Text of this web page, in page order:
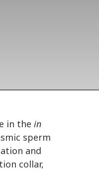
in thein
sperm
and
collar,